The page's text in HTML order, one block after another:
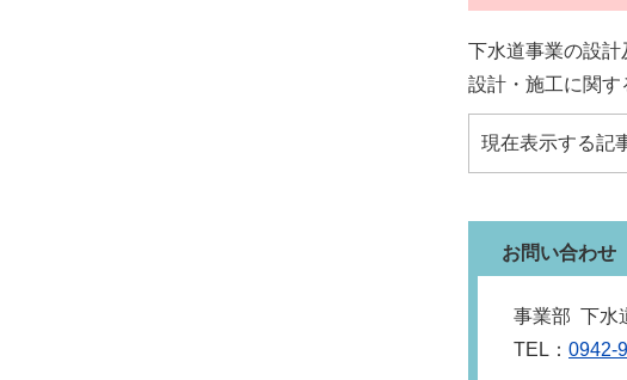
下水道事業の設
設計・施工に関す
現在表示する記
お問い合わせ
事業部 下水
TEL：